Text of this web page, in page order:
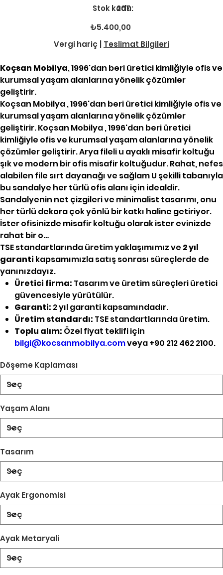
Stok kodu:
Stok
kodu:
207
Fiyat
₺5.400,00
Vergi hariç
Teslimat Bilgileri
Koçsan Mobilya, 1996'dan beri üretici kimliğiyle ofis ve
kurumsal yaşam alanlarına yönelik çözümler
geliştirir.
Koçsan Mobilya , 1996'dan beri üretici kimliğiyle ofis ve
kurumsal yaşam alanlarına yönelik çözümler
geliştirir. Koçsan Mobilya , 1996'dan beri üretici
kimliğiyle ofis ve kurumsal yaşam alanlarına yönelik
çözümler geliştirir. Arya fileli u ayaklı misafir koltuğu
şık ve modern bir ofis misafir koltuğudur. Rahat, nefes
alabilen file sırt dayanağı ve sağlam U şekilli tabanıyla
bu sandalye her türlü ofis alanı için idealdir.
Sandalyenin net çizgileri ve minimalist tasarımı, onu
her türlü dekora çok yönlü bir katkı haline getiriyor.
İster ofisinizde misafir koltuğu olarak ister evinizde
rahat bir o…
TSE standartlarında üretim yaklaşımımız ve 2 yıl
garanti kapsamımızla satış sonrası süreçlerde de
yanınızdayız.
Üretici firma: Tasarım ve üretim süreçleri üretici
güvencesiyle yürütülür.
Garanti: 2 yıl garanti kapsamındadır.
Üretim standardı: TSE standartlarında üretim.
Toplu alım: Özel fiyat teklifi için
bilgi@kocsanmobilya.comveya +90 212 462 2100.
Döşeme Kaplaması
Yaşam Alanı
Tasarım
Ayak Ergonomisi
Ayak Metaryali